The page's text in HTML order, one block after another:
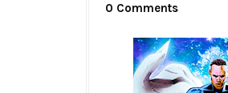
0 Comments